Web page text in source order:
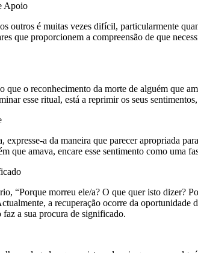
Apoio
outros é muitas vezes difícil, particularmente
que proporcionem a compreensão de que
que o reconhecimento da morte de alguém que
esse ritual, está a reprimir os seus
expresse-a da maneira que parecer apropriada
que amava, encare esse sentimento como uma
“Porque morreu ele/a? O que quer isto dizer?
a recuperação ocorre da oportunidade
faz a sua procura de significado.